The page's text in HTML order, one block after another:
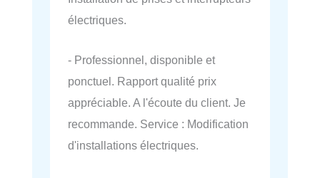
électriques.
- Professionnel, disponible et
ponctuel. Rapport qualité prix
appréciable. A l'écoute du client. Je
recommande. Service : Modification
d'installations électriques.